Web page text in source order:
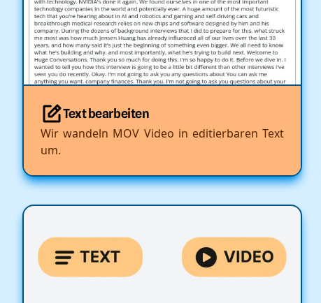
Text bearbeiten
Wir wandeln MOV Video in editierbaren Text
um.